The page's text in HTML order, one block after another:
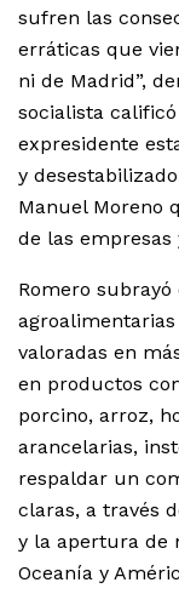
sufren las
erráticas que
ni de Madrid”,
socialista
expresidente
y
Manuel Moreno
de las
Romero
valoradas en
en productos
porcino, arroz,
arancelarias,
respaldar un
claras, a través
y la apertura de
Oceanía y